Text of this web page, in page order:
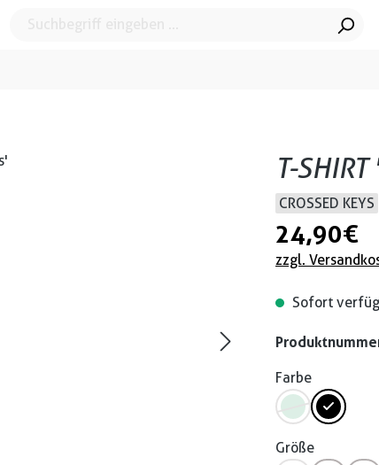
T-
CROSSED KEYS
24,90 €
zzgl.
Sofort
Farbe
Größe